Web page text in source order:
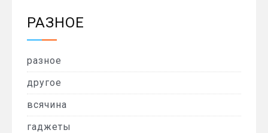
РАЗНОЕ
разное
другое
всячина
гаджеты